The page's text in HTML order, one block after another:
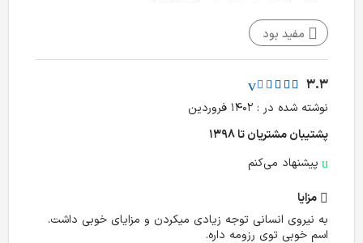
مفید بود
3.3
نوشته شده در : ۱۴۰۲ فروردین
پشتیبان مشتریان تا ۱۳۹۸
پیشنهاد می‌کنم
مزایا
به نیروی انسانی توجه زیادی میکردن و مزایای خوبی داشت.
اسم خوبی توی رزومه داره.